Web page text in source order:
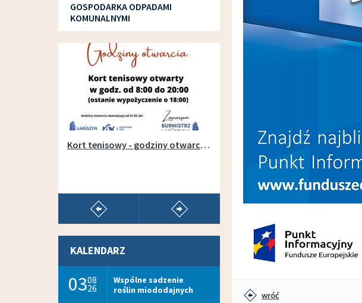
GOSPODARKA ODPADAMI
KOMUNALNYMI
SPORT I REKREACJA
pokaż poprzedni artykułpokaż następny artykuł
Kort tenisowy - godziny otwarcia w sezonie 2026
KALENDARZ
0308
26
Wspólne sadzenie
roślin miododajnych
wróć